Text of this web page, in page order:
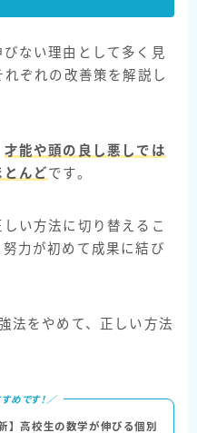
ない理由として多く見
ぞれの改善策を解説し
才能や頭の良し悪しでは
とんどです。
い方法に切り替えるこ
力が初めて成果に結び
法をやめて、正しい方法
めです！／
】高校生の数学が伸びる個別